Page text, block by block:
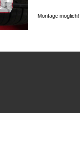
Montage möglich!